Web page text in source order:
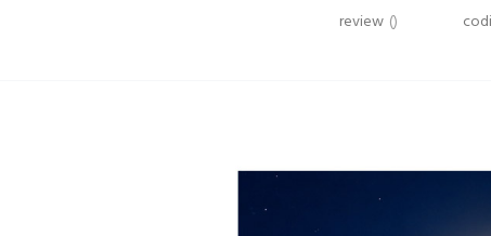
review () codi